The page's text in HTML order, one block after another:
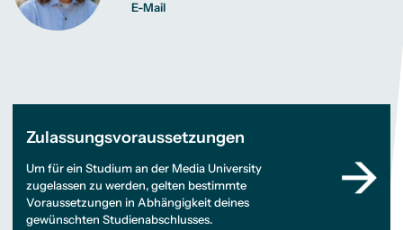
E-Mail
Zulassungsvoraussetzungen
Um für ein Studium an der Media University
zugelassen zu werden, gelten bestimmte
Voraussetzungen in Abhängigkeit deines
gewünschten Studienabschlusses.